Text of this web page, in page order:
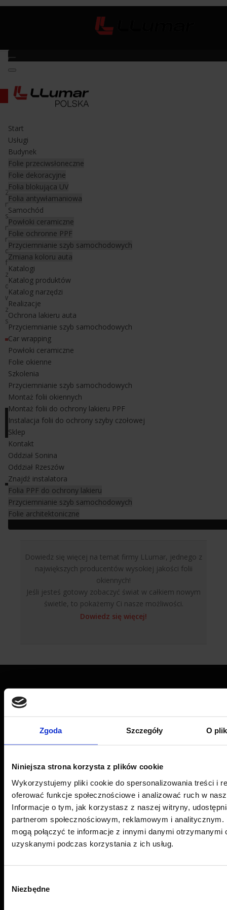
Zgoda Szczegóły O
Niniejsza strona korzysta z plików cookie
Wykorzystujemy pliki cookie do spersonalizowania treści i
oferować funkcje społecznościowe i analizować ruch w
Informacje o tym, jak korzystasz z naszej witryny,
partnerom społecznościowym, reklamowym i analitycznym.
mogą połączyć te informacje z innymi danymi otrzymanymi
uzyskanymi podczas korzystania z ich usług.
zgody
Niezbędne
Start
Usługi
Budynek
Folie przeciwsłoneczne
Folie dekoracyjne
Folia blokująca UV
Folia antywłamaniowa
Samochód
Powłoki ceramiczne
Folie ochronne PPF
Przyciemnianie szyb samochodowych
Zmiana koloru auta
Katalogi
Katalog produktów
Katalog narzędzi
Realizacje
Ochrona lakieru auta
Przyciemnianie szyb samochodowych
Car wrapping
Powłoki ceramiczne
Folie okienne
Szkolenia
Przyciemnianie szyb samochodowych
Montaż folii okiennych
Montaż folii do ochrony lakieru PPF
Instalacja folii do ochrony szyby czołowej
Sklep
Kontakt
Oddział Sonina
Oddział Rzeszów
Znajdź instalatora
Folia PPF do ochrony lakieru
Przyciemnianie szyb samochodowych
Folie architektoniczne
Rakla Slim Foot™
Rakla Slim Foot™
Zaprojektowana w taki sposób, by docierać do najbardziej
niedostępnych miejsc podczas przyciemniania szyb
samochodowych w szczególności w autach typu sedan w
miejscach jak rogi szyby lub trzecie światło stopu. Wraz z
rękojeścią ma 37 cm długości. Rakla Slim Foot nadaje się
doskonale do czyszczenia szyby oraz do wyciskania wody spod
folii do przyciemniania szyb w trakcie jej montażu. Jest wykonana
z tworzywa a jej rączka posiada antypoślizgowe zabezpieczenie
dzięki czemy dobrze się ją trzyma w trakcie montażu i dobrze leży
w dłoni. Rakla Slim Foot jest przeznaczona dla instalatorów
zajmujących się profesjonalnie montażem folii do przyciemniania
szyb w samochodowach.
Dowiedz się więcej na temat firmy LLumar, jednego z
największych producentów wysokiej jakości folii
okiennych!
Jeśli jesteś gotowy zobaczyć świat w całkiem nowym
świetle, to pokażemy Ci nasze możliwości.
Dowiedz się więcej!
Oddział Sonina -+48 534 704 315
ul. 9 Dywizji Piechoty 79, 35-001 Rzeszów
Oddział Rzeszów -+48 575 676 005
Email:pwj.poczta@gmail.com